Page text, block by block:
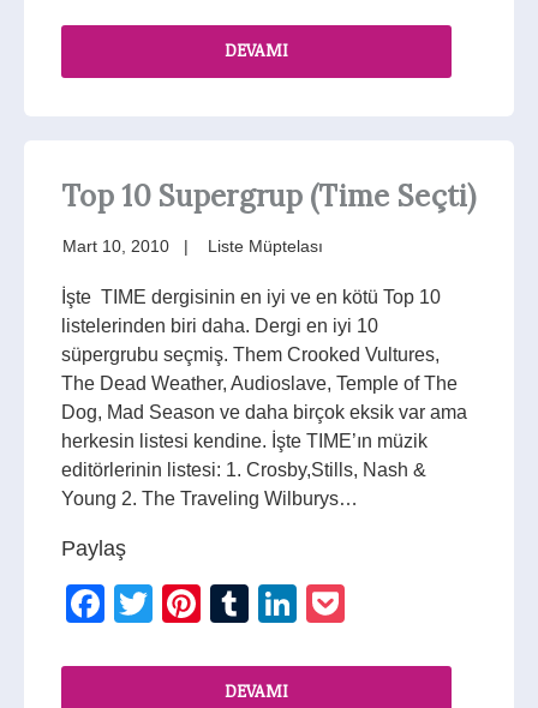
DEVAMI
Top 10 Supergrup (Time Seçti)
Mart 10, 2010 Liste Müptelası
İşte TIME dergisinin en iyi ve en kötü Top 10
listelerinden biri daha. Dergi en iyi 10
süpergrubu seçmiş. Them Crooked Vultures,
The Dead Weather, Audioslave, Temple of The
Dog, Mad Season ve daha birçok eksik var ama
herkesin listesi kendine. İşte TIME’ın müzik
editörlerinin listesi: 1. Crosby,Stills, Nash &
Young 2. The Traveling Wilburys…
Paylaş
Facebook
TwitterPinterest
TumblrLinkedIn
DEVAMI